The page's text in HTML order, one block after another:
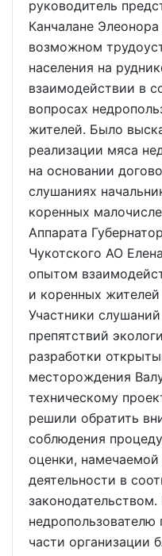
руководитель
Канчалане
возможном
населения на
взаимодействии в
вопросах
жителей. Было
реализации мяса
на основании
слушаниях
коренных
Аппарата
Чукотского АО
опытом
и коренных
Участники
препятствий
разработки
месторождения
техническому
решили обратить
соблюдения
оценки, намечаемой
деятельности в
недропользователю
части организации